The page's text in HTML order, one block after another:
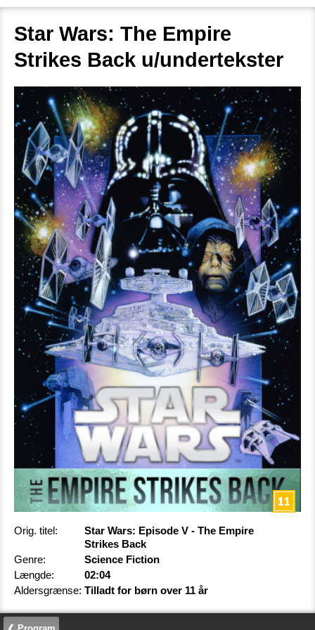
Star Wars: The Empire
Strikes Back u/undertekster
Orig. titel:
Star Wars: Episode V - The Empire
Strikes Back
Genre:
Science Fiction
Længde:
02:04
Aldersgrænse: Tilladt for børn over 11 år